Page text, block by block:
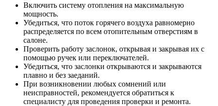
Включить систему отопления на максимальную
мощность.
Убедиться, что поток горячего воздуха равномерно
распределяется по всем отопительным отверстиям в
салоне.
Проверить работу заслонок, открывая и закрывая их с
помощью ручек или переключателей.
Убедиться, что заслонки открываются и закрываются
плавно и без заеданий.
При возникновении любых сомнений или
неисправностей, рекомендуется обратиться к
специалисту для проведения проверки и ремонта.